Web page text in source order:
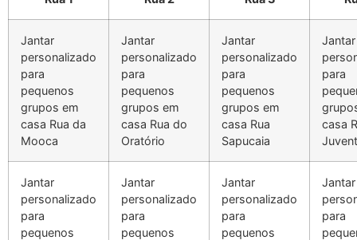
Jantar
personalizado
para
pequenos
grupos em
casa Rua da
Mooca
Jantar
personalizado
para
pequenos
grupos em
casa Rua do
Oratório
Jantar
personalizado
para
pequenos
grupos em
casa Rua
Sapucaia
Jantar
para
casa
Jantar
personalizado
para
pequenos
Jantar
personalizado
para
pequenos
Jantar
personalizado
para
pequenos
Jantar
para